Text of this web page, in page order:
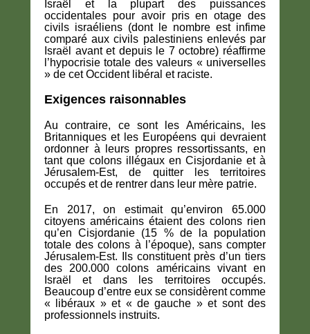
Israël et la plupart des puissances
occidentales pour avoir pris en otage des
civils israéliens (dont le nombre est infime
comparé aux civils palestiniens enlevés par
Israël avant et depuis le 7 octobre) réaffirme
l’hypocrisie totale des valeurs « universelles
» de cet Occident libéral et raciste.
Exigences raisonnables
Au contraire, ce sont les Américains, les
Britanniques et les Européens qui devraient
ordonner à leurs propres ressortissants, en
tant que colons illégaux en Cisjordanie et à
Jérusalem-Est, de quitter les territoires
occupés et de rentrer dans leur mère patrie.
En 2017, on estimait qu’environ 65.000
citoyens américains étaient des colons rien
qu’en Cisjordanie (15 % de la population
totale des colons à l’époque), sans compter
Jérusalem-Est. Ils constituent près d’un tiers
des 200.000 colons américains vivant en
Israël et dans les territoires occupés.
Beaucoup d’entre eux se considèrent comme
« libéraux » et « de gauche » et sont des
professionnels instruits.